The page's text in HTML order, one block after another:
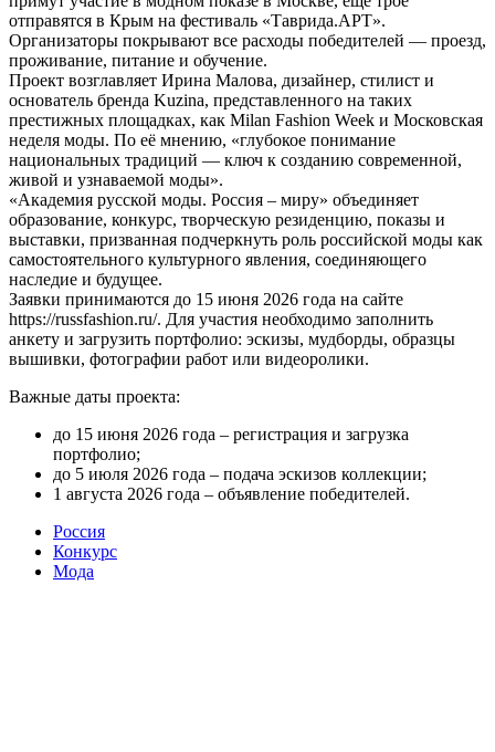
отправятся в Крым на фестиваль «Таврида.АРТ».
Организаторы покрывают все расходы победителей — проезд,
проживание, питание и обучение.
Проект возглавляет Ирина Малова, дизайнер, стилист и
основатель бренда Kuzina, представленного на таких
престижных площадках, как Milan Fashion Week и Московская
неделя моды. По её мнению, «глубокое понимание
национальных традиций — ключ к созданию современной,
живой и узнаваемой моды».
«Академия русской моды. Россия – миру» объединяет
образование, конкурс, творческую резиденцию, показы и
выставки, призванная подчеркнуть роль российской моды как
самостоятельного культурного явления, соединяющего
наследие и будущее.
Заявки принимаются до 15 июня 2026 года на сайте
https://russfashion.ru/. Для участия необходимо заполнить
анкету и загрузить портфолио: эскизы, мудборды, образцы
вышивки, фотографии работ или видеоролики.
Важные даты проекта:
до 15 июня 2026 года – регистрация и загрузка
портфолио;
до 5 июля 2026 года – подача эскизов коллекции;
1 августа 2026 года – объявление победителей.
Россия
Конкурс
Мода